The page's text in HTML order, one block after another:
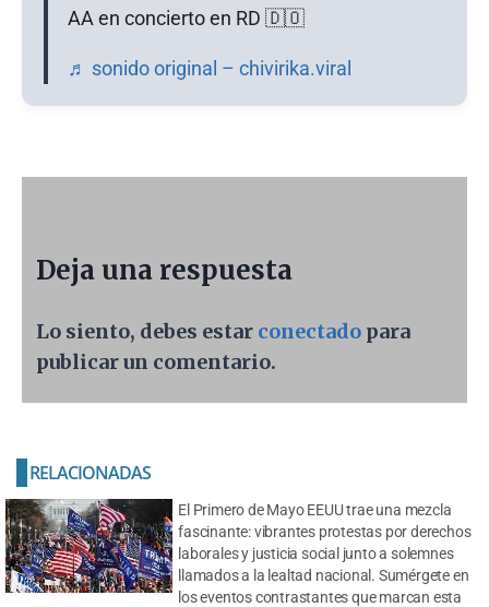
AA en concierto en RD 🇩🇴
♬ sonido original – chivirika.viral
Deja una respuesta
Lo siento, debes estar conectado para
publicar un comentario.
El Primero de Mayo EEUU trae una mezcla
fascinante: vibrantes protestas por derechos
laborales y justicia social junto a solemnes
llamados a la lealtad nacional. Sumérgete en
los eventos contrastantes que marcan esta
RELACIONADAS